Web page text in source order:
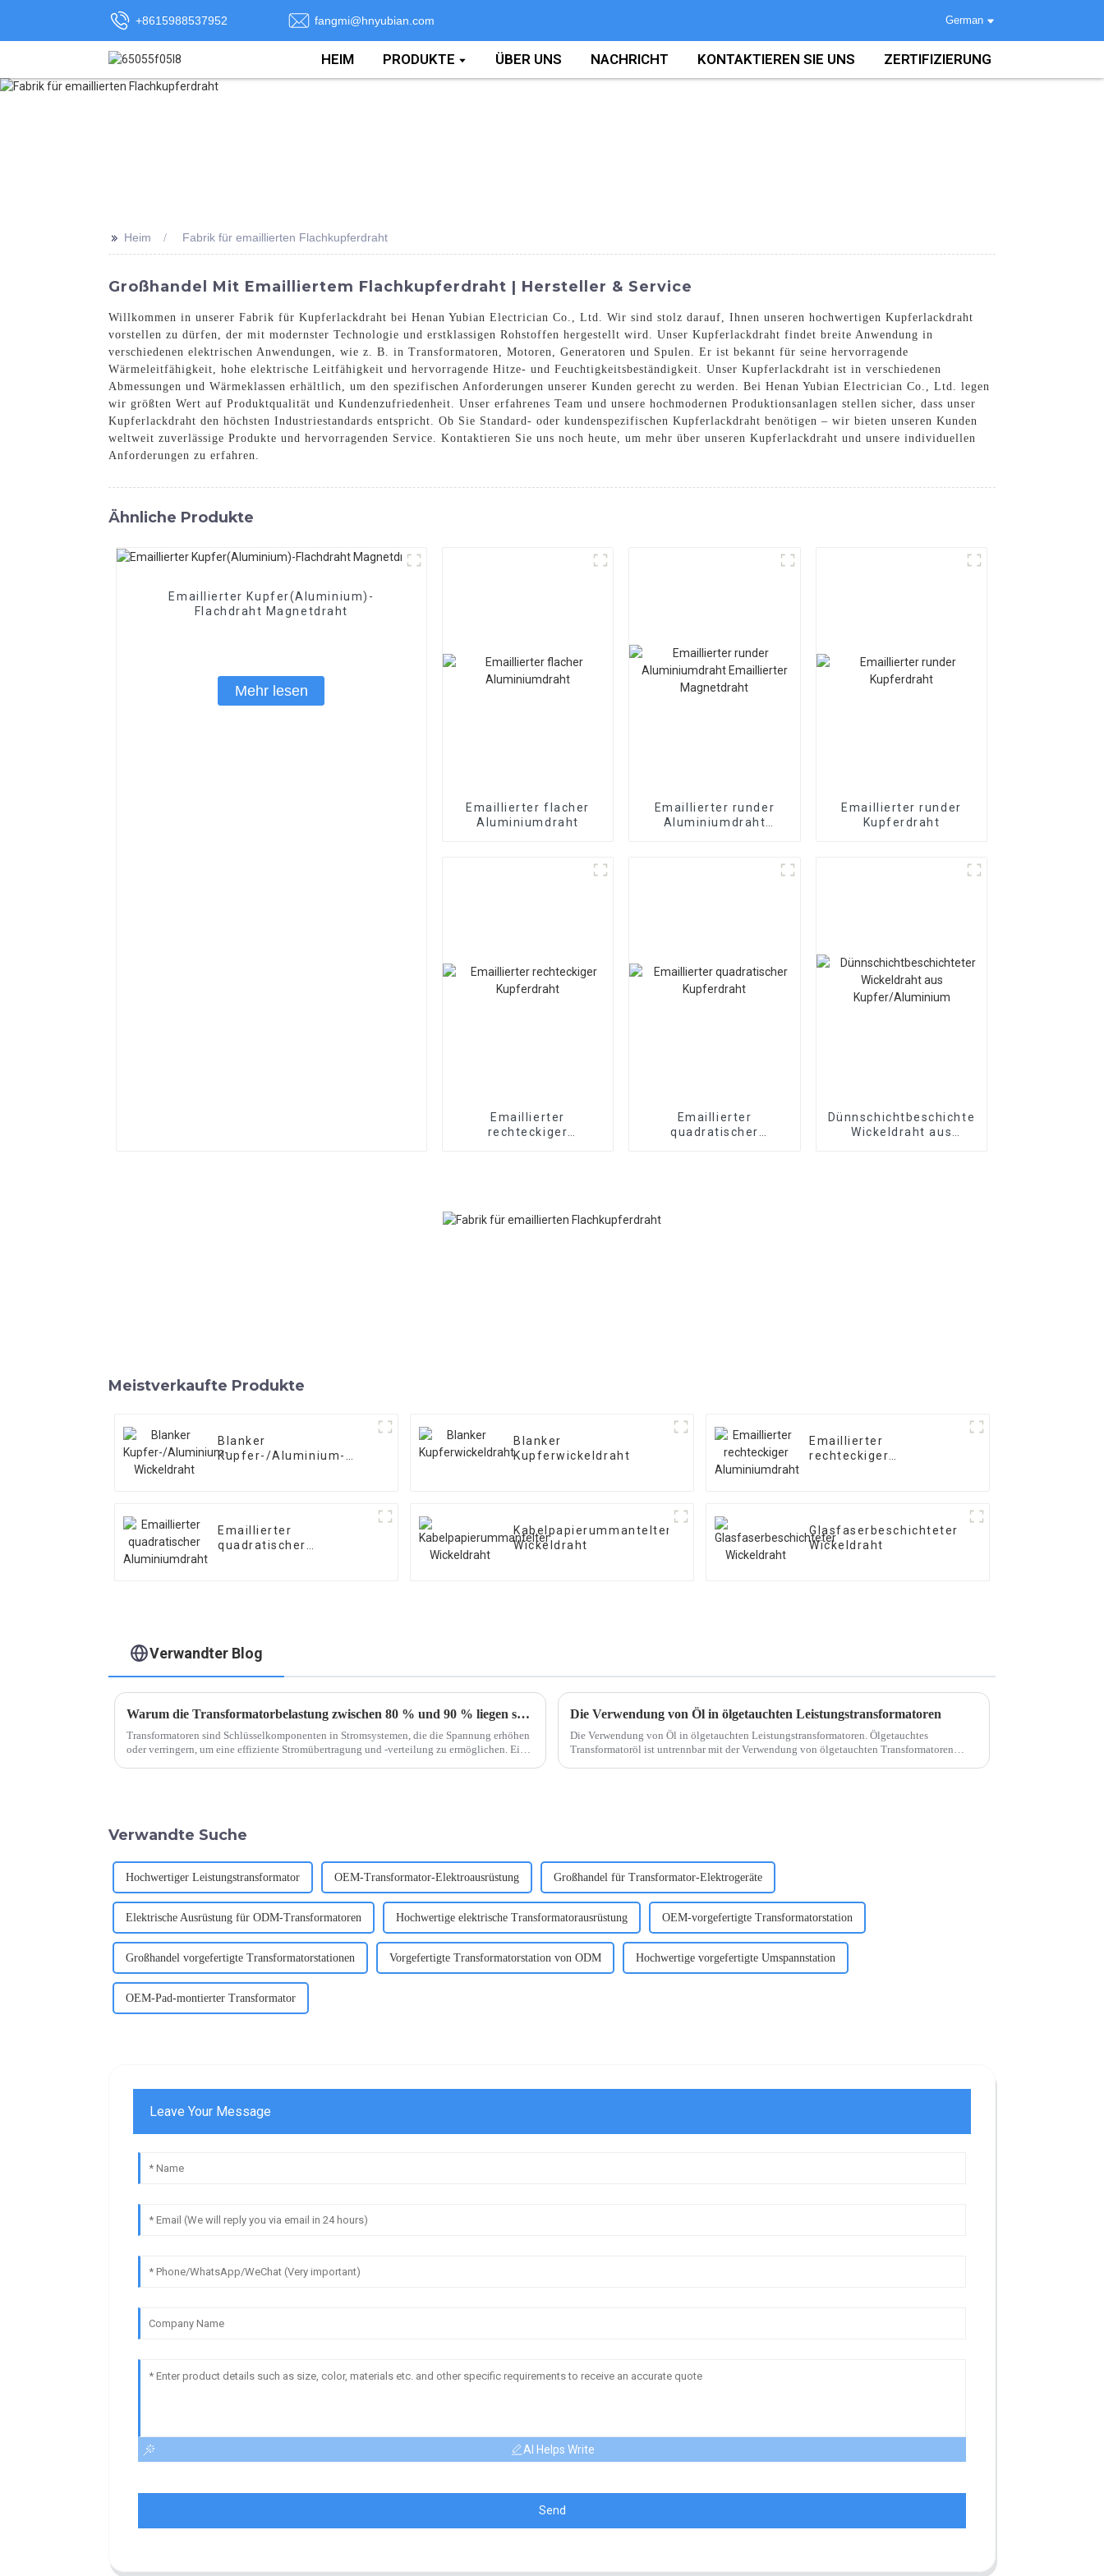
+8615988537952 fangmi@hnyubian.com German
HEIM PRODUKTE ÜBER UNS NACHRICHT KONTAKTIEREN SIE UNS ZERTIFIZIERUNG
>> Heim Fabrik für emaillierten Flachkupferdraht
Großhandel Mit Emailliertem Flachkupferdraht | Hersteller & Service
Willkommen in unserer Fabrik für Kupferlackdraht bei Henan Yubian Electrician Co., Ltd. Wir sind stolz darauf, Ihnen unseren hochwertigen Kupferlackdraht
vorstellen zu dürfen, der mit modernster Technologie und erstklassigen Rohstoffen hergestellt wird. Unser Kupferlackdraht findet breite Anwendung in
verschiedenen elektrischen Anwendungen, wie z. B. in Transformatoren, Motoren, Generatoren und Spulen. Er ist bekannt für seine hervorragende
Wärmeleitfähigkeit, hohe elektrische Leitfähigkeit und hervorragende Hitze- und Feuchtigkeitsbeständigkeit. Unser Kupferlackdraht ist in verschiedenen
Abmessungen und Wärmeklassen erhältlich, um den spezifischen Anforderungen unserer Kunden gerecht zu werden. Bei Henan Yubian Electrician Co., Ltd. legen
wir größten Wert auf Produktqualität und Kundenzufriedenheit. Unser erfahrenes Team und unsere hochmodernen Produktionsanlagen stellen sicher, dass unser
Kupferlackdraht den höchsten Industriestandards entspricht. Ob Sie Standard- oder kundenspezifischen Kupferlackdraht benötigen – wir bieten unseren Kunden
weltweit zuverlässige Produkte und hervorragenden Service. Kontaktieren Sie uns noch heute, um mehr über unseren Kupferlackdraht und unsere individuellen
Anforderungen zu erfahren.
Ähnliche Produkte
Emaillierter Kupfer(Aluminium)-
Flachdraht Magnetdraht
Mehr lesen
Emaillierter flacher
Aluminiumdraht
Emaillierter runder
Aluminiumdraht
Emaillierter runder
Kupferdraht
Emaillierter
rechteckiger
Emaillierter
quadratischer
Dünnschichtbeschichteter
Wickeldraht aus
Meistverkaufte Produkte
Blanker
Kupfer-/Aluminium-
Blanker
Kupferwickeldraht
Emaillierter
rechteckiger
Emaillierter
quadratischer
Kabelpapierummantelter
Wickeldraht
Glasfaserbeschichteter
Wickeldraht
Verwandter Blog
Warum die Transformatorbelastung zwischen 80 % und 90 % liegen sollte
Transformatoren sind Schlüsselkomponenten in Stromsystemen, die die Spannung erhöhen
oder verringern, um eine effiziente Stromübertragung und -verteilung zu ermöglichen. Eine
Die Verwendung von Öl in ölgetauchten Leistungstransformatoren
Die Verwendung von Öl in ölgetauchten Leistungstransformatoren. Ölgetauchtes
Transformatoröl ist untrennbar mit der Verwendung von ölgetauchten Transformatoren
Verwandte Suche
Hochwertiger Leistungstransformator OEM-Transformator-Elektroausrüstung Großhandel für Transformator-Elektrogeräte
Elektrische Ausrüstung für ODM-Transformatoren Hochwertige elektrische Transformatorausrüstung OEM-vorgefertigte Transformatorstation
Großhandel vorgefertigte Transformatorstationen Vorgefertigte Transformatorstation von ODM Hochwertige vorgefertigte Umspannstation
OEM-Pad-montierter Transformator
Leave Your Message
AI Helps Write
Send